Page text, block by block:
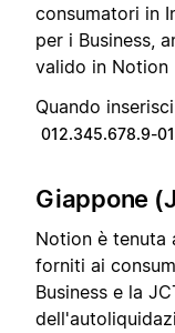
consumatori in
per i Business,
valido in Notion
Quando
012.345.678.9-
Giappone
Notion è tenuta
forniti ai
Business e la